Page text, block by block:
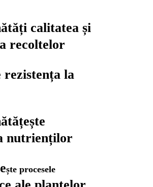
calitatea și
recoltelor
rezistența la
nutrienților
ște procesele